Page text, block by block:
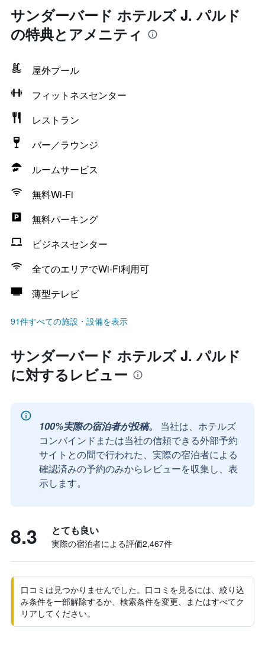
サンダーバード ホテルズ J. パルド
の特典とアメニティ
屋外プール
フィットネスセンター
レストラン
バー／ラウンジ
ルームサービス
無料Wi-Fi
無料パーキング
ビジネスセンター
全てのエリアでWi-Fi利用可
薄型テレビ
91件すべての施設・設備を表示
サンダーバード ホテルズ J. パルド
に対するレビュー
100%実際の宿泊者が投稿。
当社は、ホテルズ
コンバインドまたは当社の信頼できる外部予約
サイトとの間で行われた、実際の宿泊者による
確認済みの予約のみからレビューを収集し、表
示します。
8.3 とても良い
実際の宿泊者による評価2,467​件
口コミは見つかりませんでした。口コミを見るには、絞り込
み条件を一部解除するか、検索条件を変更、またはすべてク
リアしてください。